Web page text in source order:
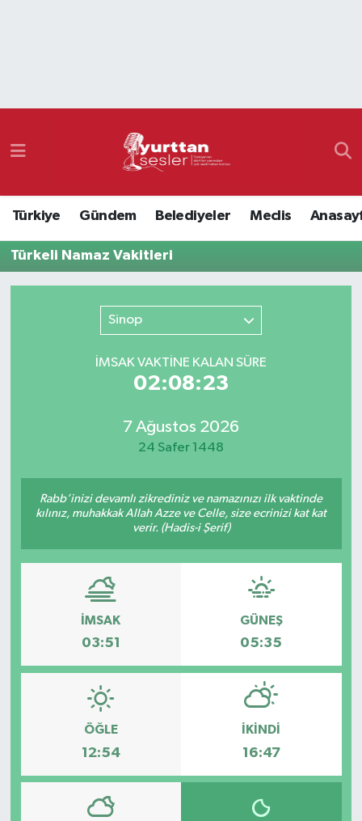
Türkiye Gündem Belediyeler Meclis
Türkeli Namaz Vakitleri
Sinop
İMSAK VAKTİNE KALAN SÜRE
02:08:23
7 Ağustos 2026
24 Safer 1448
Rabb’inizi devamlı zikrediniz ve namazınızı ilk vaktinde
kılınız, muhakkak Allah Azze ve Celle, size ecrinizi kat kat
verir. (Hadis-i Şerif)
İMSAK
03:51
GÜNEŞ
05:35
ÖĞLE
12:54
İKINDI
16:47
Namaz Vakitleri
Süper Lig Puan Durumu ve Fikstür
Son Dakika Haberleri